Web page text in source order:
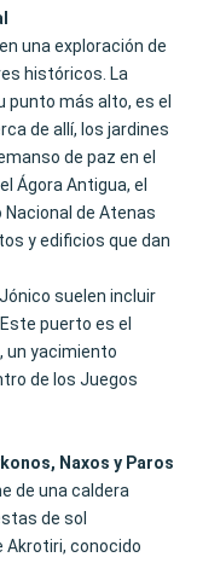
una exploración de
históricos. La
punto más alto, es el
de allí, los jardines
de paz en el
Ágora Antigua, el
Nacional de Atenas
y edificios que dan
suelen incluir
puerto es el
un yacimiento
de los Juegos
Naxos y Paros
de una caldera
de sol
Akrotiri, conocido